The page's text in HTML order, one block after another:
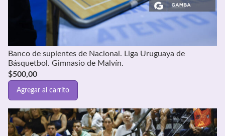
Banco de suplentes de Nacional. Liga Uruguaya de
Básquetbol. Gimnasio de Malvín.
$500,00
Agregar al carrito